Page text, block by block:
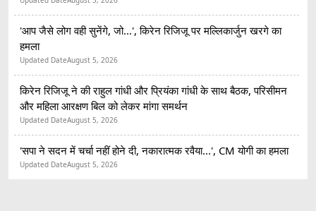
'आप जैसे लोग वही सुनेंगे, जो...', किरेन रिजिजू पर मल्लिकार्जुन खरगे का
हमला
Updated DateAugust 5, 2026
किरेन रिजिजू ने की राहुल गांधी और प्रियंका गांधी के साथ बैठक, परिसीमन
और महिला आरक्षण बिल को लेकर मांगा समर्थन
Updated DateAugust 5, 2026
'सपा ने सदन में चर्चा नहीं होने दी, नकारात्मक रवैया...', CM योगी का हमला
Updated DateAugust 5, 2026